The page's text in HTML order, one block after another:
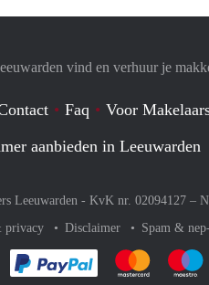
vind en verhuur je
Faq Voor
aanbieden in Leeuwarden
Leeuwarden - KvK nr. 02094127 –
privacy
Disclaimer Spam &
Je rekent Je rekent